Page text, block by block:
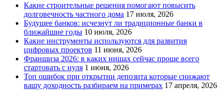
Какие строительные решения помогают повысить
долговечность частного дома 17 июля, 2026
Будущее банков: исчезнут ли традиционные банки в
ближайшие годы 10 июля, 2026
Какие инструменты используются для развития
цифровых проектов 11 июня, 2026
Франшиза 2026: в каких нишах сейчас проще всего
стартовать с нуля 1 июня, 2026
Топ ошибок при открытии депозита которые снижают
вашу доходность разбираем на примерах 17 апреля, 2026